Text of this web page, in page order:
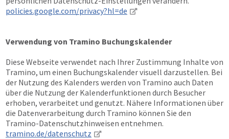
policies.google.com/privacy?hl=de
Verwendung von Tramino Buchungskalender
Diese Webseite verwendet nach Ihrer Zustimmung Inhalte von
Tramino, um einen Buchungskalender visuell darzustellen. Bei
der Nutzung des Kalenders werden von Tramino auch Daten
über die Nutzung der Kalenderfunktionen durch Besucher
erhoben, verarbeitet und genutzt. Nähere Informationen über
die Datenverarbeitung durch Tramino können Sie den
Tramino-Datenschutzhinweisen entnehmen.
tramino.de/datenschutz